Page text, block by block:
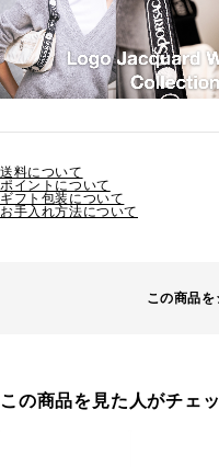
送料について
ポイントについて
ギフト包装について
お手入れ方法について
この商品を
この商品を見た人がチェ